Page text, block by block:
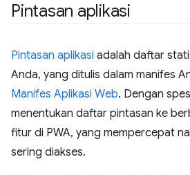
Pintasan aplikasi
Pintasan aplikasi adalah daftar
Anda, yang ditulis dalam manifes
Manifes Aplikasi Web. Dengan
menentukan daftar pintasan ke
fitur di PWA, yang mempercepat
sering diakses.